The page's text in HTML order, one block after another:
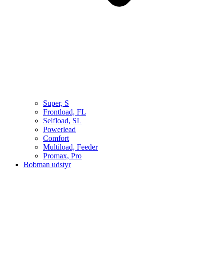
Super, S
Frontload, FL
Selfload, SL
Powerlead
Comfort
Multiload, Feeder
Promax, Pro
Bobman udstyr